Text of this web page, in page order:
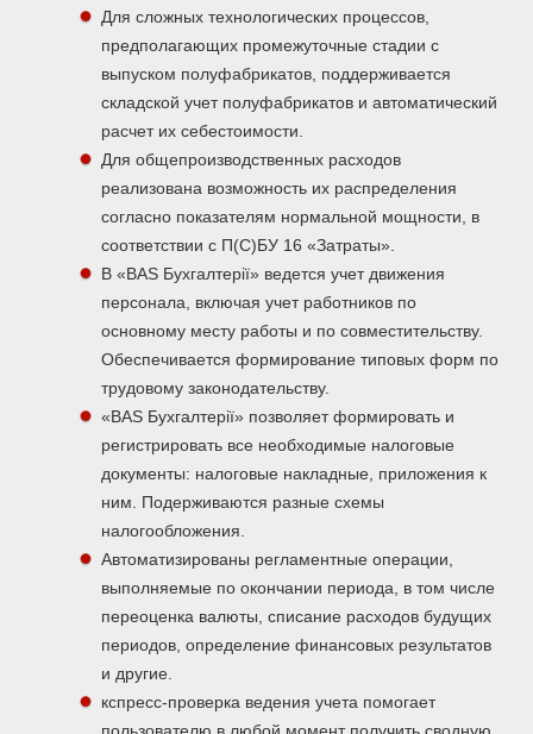
Для сложных технологических процессов,
предполагающих промежуточные стадии с
выпуском полуфабрикатов, поддерживается
складской учет полуфабрикатов и автоматический
расчет их себестоимости.
Для общепроизводственных расходов
реализована возможность их распределения
согласно показателям нормальной мощности, в
соответствии с П(С)БУ 16 «Затраты».
В «BAS Бухгалтерії» ведется учет движения
персонала, включая учет работников по
основному месту работы и по совместительству.
Обеспечивается формирование типовых форм по
трудовому законодательству.
«BAS Бухгалтерії» позволяет формировать и
регистрировать все необходимые налоговые
документы: налоговые накладные, приложения к
ним. Подерживаются разные схемы
налогообложения.
Автоматизированы регламентные операции,
выполняемые по окончании периода, в том числе
переоценка валюты, списание расходов будущих
периодов, определение финансовых результатов
и другие.
кспресс-проверка ведения учета помогает
пользователю в любой момент получить сводную